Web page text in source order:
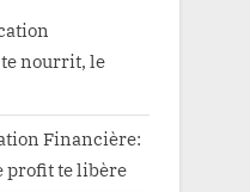
nourrit, le
Financière:
profit te libère